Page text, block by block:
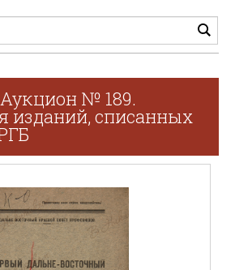
№ 189.
изданий, списанных